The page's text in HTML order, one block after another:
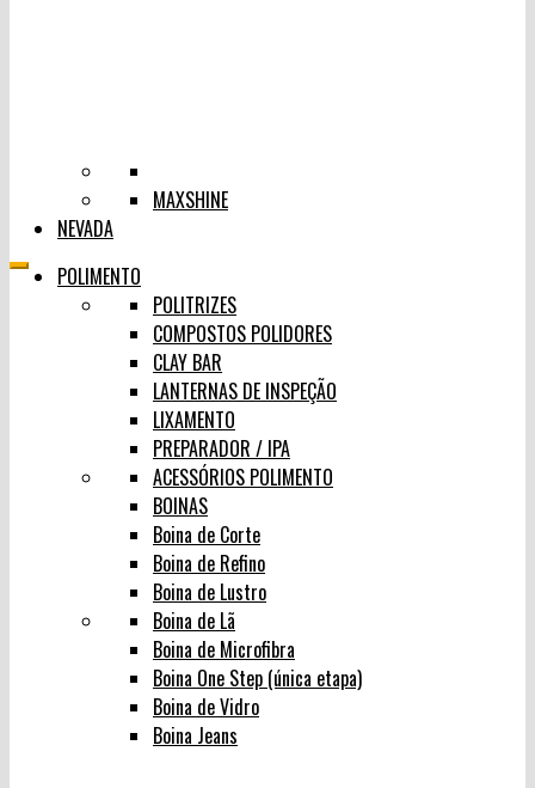
MAXSHINE
NEVADA
POLIMENTO
POLITRIZES
COMPOSTOS POLIDORES
CLAY BAR
LANTERNAS DE INSPEÇÃO
LIXAMENTO
PREPARADOR / IPA
ACESSÓRIOS POLIMENTO
BOINAS
Boina de Corte
Boina de Refino
Boina de Lustro
Boina de Lã
Boina de Microfibra
Boina One Step (única etapa)
Boina de Vidro
Boina Jeans